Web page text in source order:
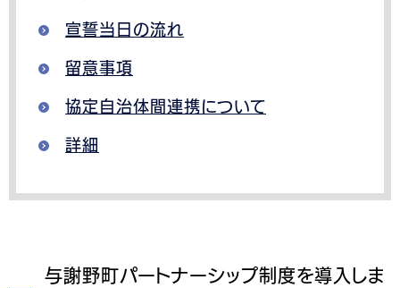
宣誓当日の流れ
留意事項
協定自治体間連携について
詳細
与謝野町パートナーシップ制度を導入しま